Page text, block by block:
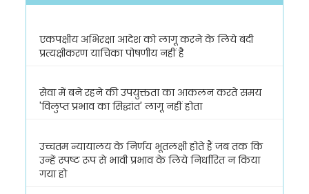
एकपक्षीय अभिरक्षा आदेश को लागू करने के लिये बंदी
प्रत्यक्षीकरण याचिका पोषणीय नहीं है
सेवा में बने रहने की उपयुक्तता का आकलन करते समय
'विलुप्त प्रभाव का सिद्धांत' लागू नहीं होता
उच्चतम न्यायालय के निर्णय भूतलक्षी होते हैं जब तक कि
उन्हें स्पष्ट रूप से भावी प्रभाव के लिये निर्धारित न किया
गया हो